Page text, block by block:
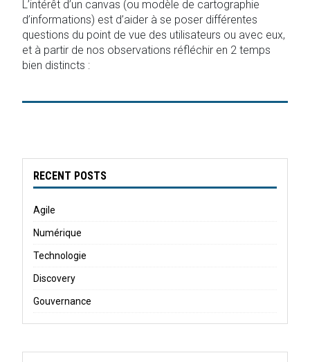
L’intérêt d’un canvas (ou modèle de cartographie
d’informations) est d’aider à se poser différentes
questions du point de vue des utilisateurs ou avec eux,
et à partir de nos observations réfléchir en 2 temps
bien distincts :
RECENT POSTS
Agile
Numérique
Technologie
Discovery
Gouvernance